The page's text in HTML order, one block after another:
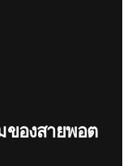
ของสายพอต